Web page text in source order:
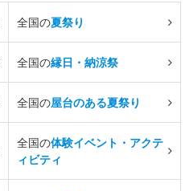
全国の夏祭り
全国の縁日・納涼祭
全国の屋台のある夏祭り
全国の体験イベント・アクテ
ィビティ